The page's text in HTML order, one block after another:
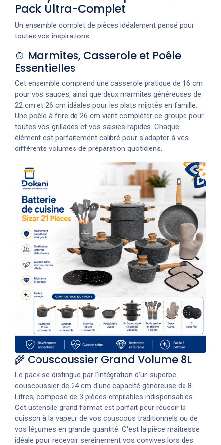
Pack Ultra-Complet
Un ensemble complet de pièces idéalement pensé pour
toutes vos inspirations :
🍲 Marmites, Casserole et Poêle
Essentielles
Cet ensemble comprend une casserole pratique de 16 cm
pour vos sauces, ainsi que deux marmites généreuses de
22 cm et 26 cm idéales pour les plats mijotés en famille.
Une poêle à frire de 26 cm vient compléter ce groupe pour
toutes vos grillades et vos saisies rapides. Chaque
élément est parfaitement calibré pour s'adapter à vos
différents volumes de préparation quotidiens.
🌾 Couscoussier Grand Volume 8L
Le pack se distingue par l'intégration d'un superbe
couscoussier de 24 cm d'une capacité généreuse de 8
Litres, composé de 3 pièces empilables indispensables.
Cet ustensile grand format est parfait pour réussir la
cuisson à la vapeur de vos couscous traditionnels ou de
vos légumes en grande quantité. C'est la pièce maîtresse
idéale pour recevoir sereinement vos convives lors des